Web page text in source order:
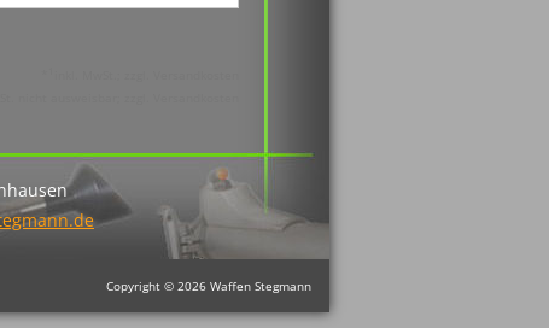
Copyright © 2026 Waffen Stegmann